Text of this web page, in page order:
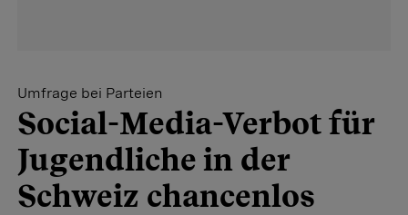
Umfrage bei Parteien
Social-Media-Verbot für
Jugendliche in der
Schweiz chancenlos